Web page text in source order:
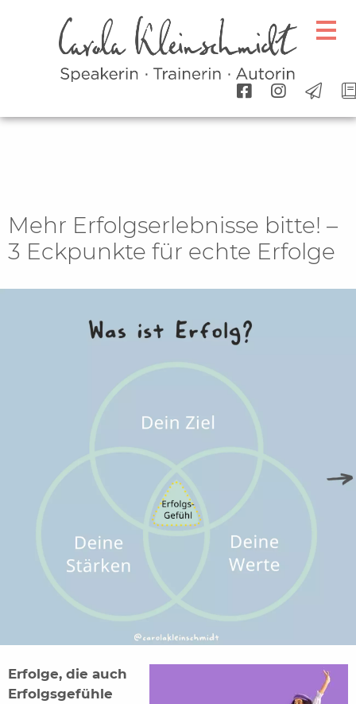
Mehr Erfolgserlebnisse bitte! –
3 Eckpunkte für echte Erfolge
Erfolge, die auch
Erfolgsgefühle